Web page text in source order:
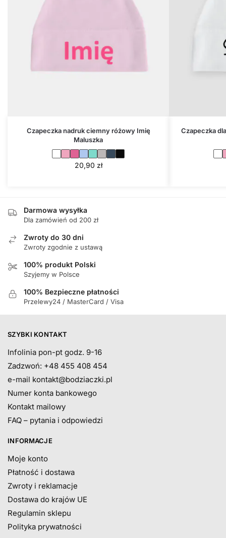
Czapeczka nadruk ciemny różowy Imię
Maluszka
20,90 zł
Czapeczka
Darmowa wysyłka
Dla zamówień od 200 zł
Zwroty do 30 dni
Zwroty zgodnie z ustawą
100% produkt Polski
Szyjemy w Polsce
100% Bezpieczne płatności
Przelewy24 / MasterCard / Visa
SZYBKI KONTAKT
Infolinia pon-pt godz. 9-16
Zadzwoń: +48 455 408 454
e-mail kontakt@bodziaczki.pl
Numer konta bankowego
Kontakt mailowy
FAQ – pytania i odpowiedzi
INFORMACJE
Moje konto
Płatność i dostawa
Zwroty i reklamacje
Dostawa do krajów UE
Regulamin sklepu
Polityka prywatności